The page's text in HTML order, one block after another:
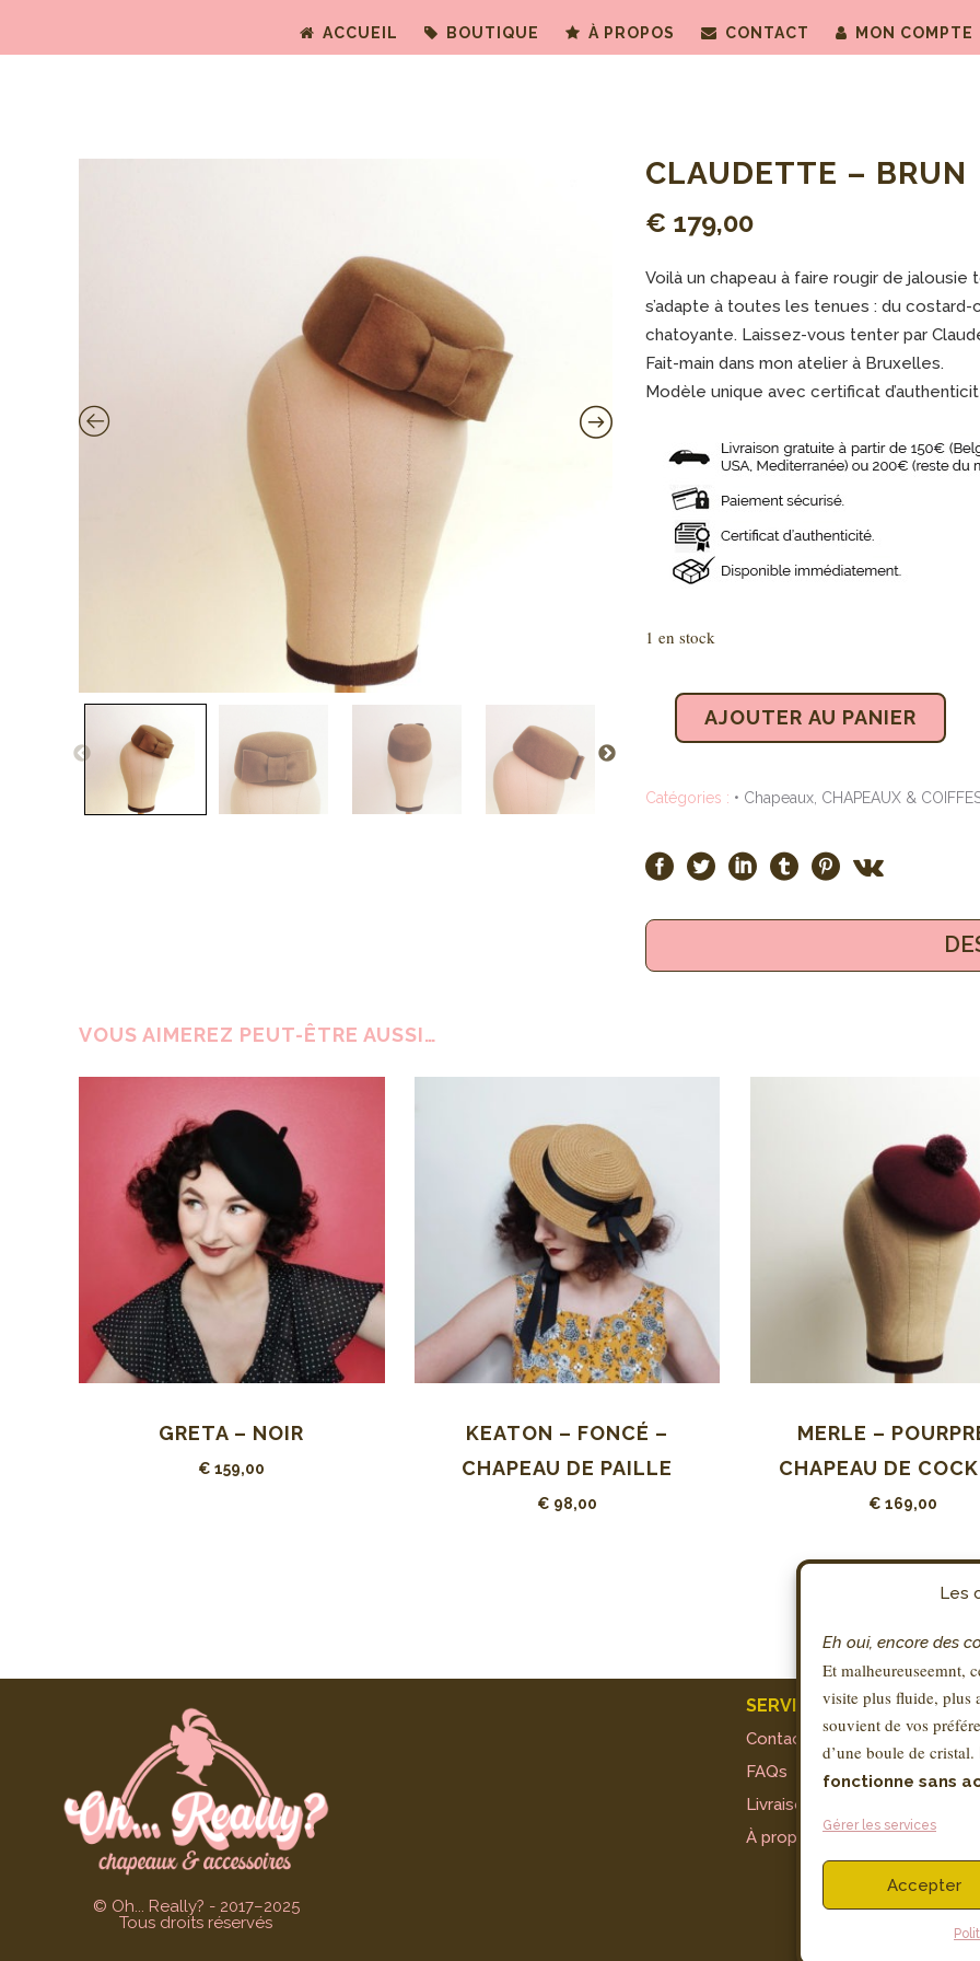
Les
Eh oui, encore des
Et malheureuseemnt,
visite plus fluide, plus
souvient de vos
d’une boule de cristal.
fonctionne sans
Gérer les services
Accepter
ACCUEIL BOUTIQUE À PROPOS CONTACT MON COMPTE
CLAUDETTE – BRUN
€ 179,00
Voilà un chapeau à faire rougir de
s’adapte à toutes les tenues : du
chatoyante. Laissez-vous tenter par
Fait-main dans mon atelier à Bruxelles.
Modèle unique avec certificat
1 en stock
AJOUTER AU PANIER
Catégories : • Chapeaux CHAPEAUX &
VOUS AIMEREZ PEUT-ÊTRE AUSSI…
GRETA – NOIR
€ 159,00
KEATON – FONCÉ –
CHAPEAU DE PAILLE
€ 98,00
MERLE –
CHAPEAU DE
€ 169,00
© Oh... Really? - 2017–2025
Tous droits réservés
SERVICE CLIENT
Contact
FAQs
Livraison & Retours
À propos de Sandra